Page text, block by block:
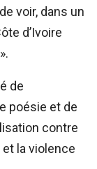
voir, dans un
d’Ivoire
de
poésie et de
contre
la violence